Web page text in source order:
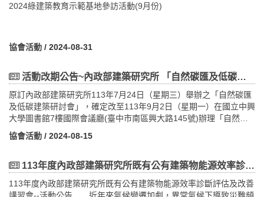
於初選前通知申請人於十日內補正，屆期未補正或補正不完全者，
品評選活動收） (二) 收件時間：自公告日起至6月16日（星期
聯絡人：社團法人台灣綠建築發展協會 黃律維 先生 2. 連絡
電話：02-8667-6111#2792 3. 傳真號碼：02-8667-6222
4. E-MAIL：luewei@taiwangbc.org.tw
五、詳細資訊請參照附件「優良綠建築作品評選獎勵作業要點」、
底止通過案件)」。下載附件：114年優良綠建築作品評選獎勵作業
附件：綠建築作品(依起造人排列).pdf
念。本培訓課程為了全面推廣「節能減碳、智慧臺灣」的理念，故
利綠建築案例參訪導覽並積極宣導及推廣。二、預期效益本活動規
覽解說人員培訓課程」，每場次為期3天，第1天安排綠建築專題課
程；第2天安排生態旅遊講座及優良綠建築參訪；第3天為成果分
享。將最新的綠建築政策資訊傳遞出去，使民眾藉由參訪活動之過
程，將綠建築設計概念與節能減碳理念深植心中，達到寓教於樂之
目的。三、邀請對象：(一)「綠建築示範基地參訪」：全臺各縣市之
公會及其從業人員、示範基地解說講師、綠建築講師、各示範基地
覽人員、社團法人臺灣生態旅遊協會、中華民國觀光領隊協會、中
華民國觀光導遊協會、各縣市導遊及領隊協會、各縣市旅行同業公
會。四、報名方法（一）報名時間：(北部場)10月22、23、24日(星
2024綠建築教育示範基地參訪活動(9月份)
協會活動 / 2024-08-31
活動改期公告~內政部建築研究所 「自然碳匯及低碳建築研討會」改至9/2辦理~!
原訂內政部建築研究所113年7月24日（星期三）舉辦之「自然碳匯
及低碳建築研討會」，確定改至113年9月2日（星期一）在國立中興
大學圖書館7樓國際會議廳(臺中市南區興大路145號)辦理「自然碳
匯及低碳建築研討會」。
協會活動 / 2024-08-15
113年度內政部建築研究所既有公有建築物能源效率診斷評估及改善講習會(開始報名)
113年度內政部建築研究所既有公有建築物能源效率診斷評估及改善